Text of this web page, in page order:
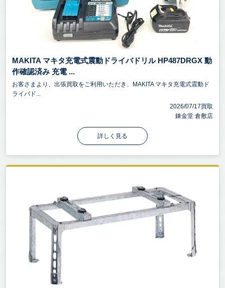
MAKITA マキタ充電式震動ドライバドリル HP487DRGX 動
作確認済み 充電 ...
お客さまより、出張買取をご利用いただき、MAKITA マキタ充電式震動ド
ライバド...
2026/07/17買取
錬金堂 倉敷店
詳しく見る